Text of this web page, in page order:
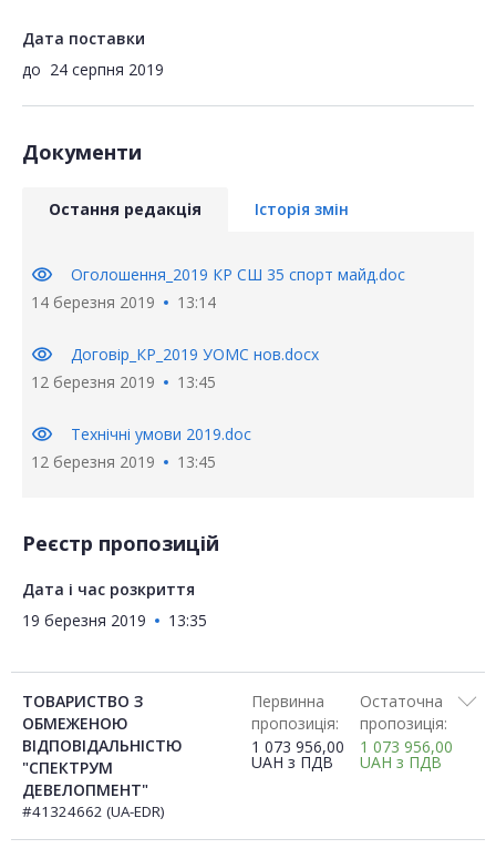
Дата поставки
до 24 серпня 2019
Документи
Остання редакція Історія змін
visibility
Оголошення_2019 КР СШ 35 спорт майд.doc
14 березня 2019
13:14
visibility
Договiр_КР_2019 УОМС нов.docx
12 березня 2019
13:45
visibility
Технічні умови 2019.doc
12 березня 2019
13:45
Реєстр пропозицій
Дата і час розкриття
19 березня 2019
13:35
ТОВАРИСТВО З
ОБМЕЖЕНОЮ
ВІДПОВІДАЛЬНІСТЮ
"СПЕКТРУМ
ДЕВЕЛОПМЕНТ"
#41324662 (UA-EDR)
Первинна
пропозиція:
1 073 956,00
UAH з ПДВ
Остаточна
пропозиція:
1 073 956,00
UAH з ПДВ